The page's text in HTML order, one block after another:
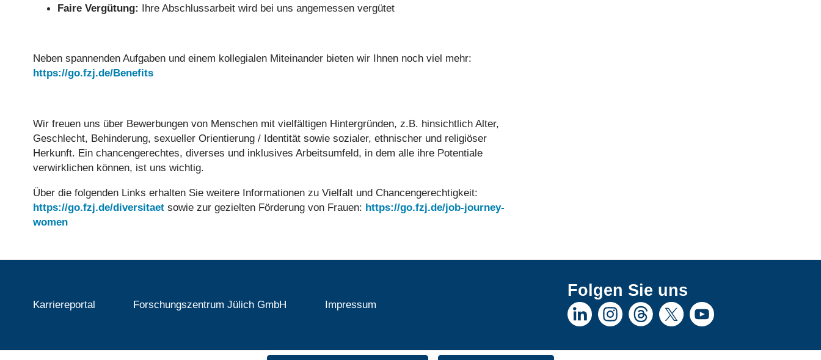
Faire Vergütung: Ihre Abschlussarbeit wird bei uns angemessen vergütet
Neben spannenden Aufgaben und einem kollegialen Miteinander bieten wir Ihnen noch viel mehr:
https://go.fzj.de/Benefits
Wir freuen uns über Bewerbungen von Menschen mit vielfältigen Hintergründen, z.B. hinsichtlich Alter,
Geschlecht, Behinderung, sexueller Orientierung / Identität sowie sozialer, ethnischer und religiöser
Herkunft. Ein chancengerechtes, diverses und inklusives Arbeitsumfeld, in dem alle ihre Potentiale
verwirklichen können, ist uns wichtig.
Über die folgenden Links erhalten Sie weitere Informationen zu Vielfalt und Chancengerechtigkeit:
https://go.fzj.de/diversitaetsowie zur gezielten Förderung von Frauen: https://go.fzj.de/job-journey-
women
Karriereportal Forschungszentrum Jülich GmbH Impressum
Folgen Sie uns